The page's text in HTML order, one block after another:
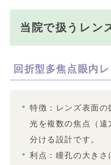
当院で扱うレン
回折型多焦点眼内
特徴：レンズ表面の
光を複数の焦点（遠
分ける設計です。
利点：瞳孔の大きさ